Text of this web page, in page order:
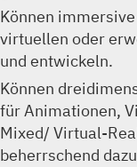
Können
virtuellen oder
und entwickeln.
Können
für Animationen,
Mixed/ Virtual-
beherrschend